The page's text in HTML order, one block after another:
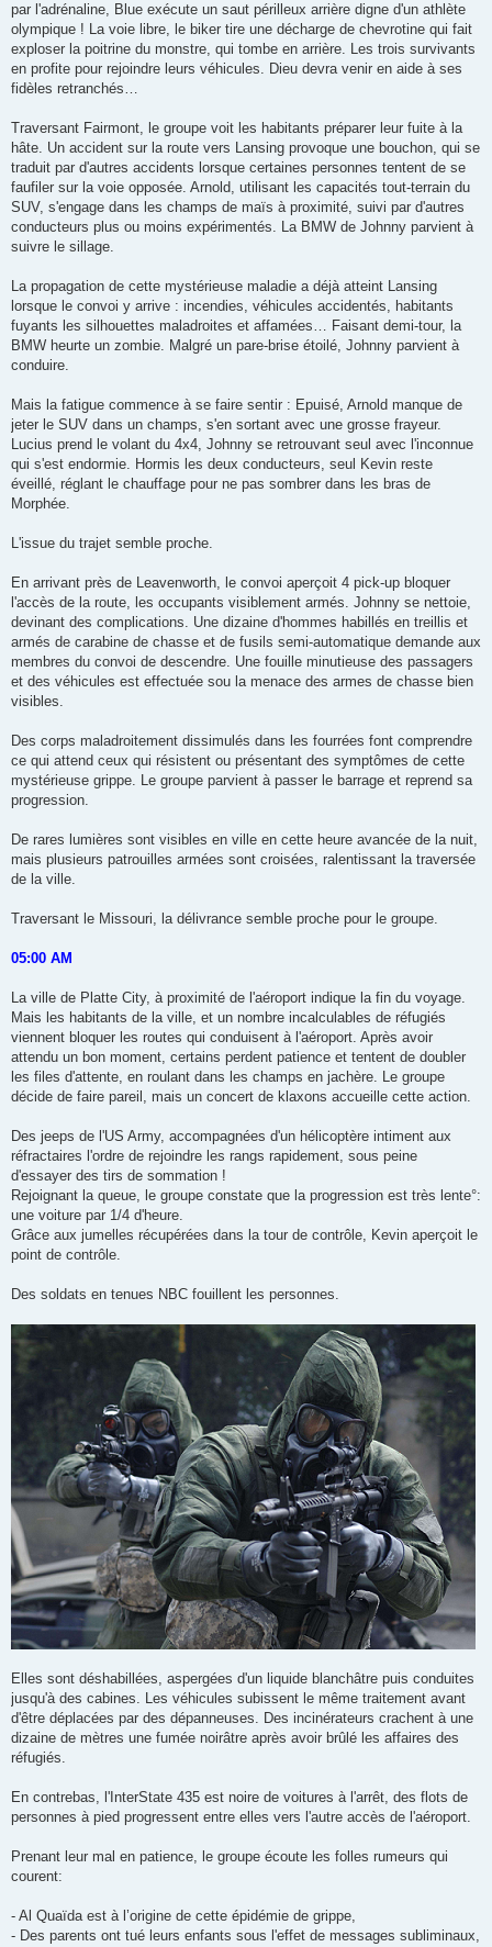
par l'adrénaline, Blue exécute un saut périlleux arrière digne d'un athlète
olympique ! La voie libre, le biker tire une décharge de chevrotine qui fait
exploser la poitrine du monstre, qui tombe en arrière. Les trois survivants
en profite pour rejoindre leurs véhicules. Dieu devra venir en aide à ses
fidèles retranchés…
Traversant Fairmont, le groupe voit les habitants préparer leur fuite à la
hâte. Un accident sur la route vers Lansing provoque une bouchon, qui se
traduit par d'autres accidents lorsque certaines personnes tentent de se
faufiler sur la voie opposée. Arnold, utilisant les capacités tout-terrain du
SUV, s'engage dans les champs de maïs à proximité, suivi par d'autres
conducteurs plus ou moins expérimentés. La BMW de Johnny parvient à
suivre le sillage.
La propagation de cette mystérieuse maladie a déjà atteint Lansing
lorsque le convoi y arrive : incendies, véhicules accidentés, habitants
fuyants les silhouettes maladroites et affamées… Faisant demi-tour, la
BMW heurte un zombie. Malgré un pare-brise étoilé, Johnny parvient à
conduire.
Mais la fatigue commence à se faire sentir : Epuisé, Arnold manque de
jeter le SUV dans un champs, s'en sortant avec une grosse frayeur.
Lucius prend le volant du 4x4, Johnny se retrouvant seul avec l'inconnue
qui s'est endormie. Hormis les deux conducteurs, seul Kevin reste
éveillé, réglant le chauffage pour ne pas sombrer dans les bras de
Morphée.
L'issue du trajet semble proche.
En arrivant près de Leavenworth, le convoi aperçoit 4 pick-up bloquer
l'accès de la route, les occupants visiblement armés. Johnny se nettoie,
devinant des complications. Une dizaine d'hommes habillés en treillis et
armés de carabine de chasse et de fusils semi-automatique demande aux
membres du convoi de descendre. Une fouille minutieuse des passagers
et des véhicules est effectuée sou la menace des armes de chasse bien
visibles.
Des corps maladroitement dissimulés dans les fourrées font comprendre
ce qui attend ceux qui résistent ou présentant des symptômes de cette
mystérieuse grippe. Le groupe parvient à passer le barrage et reprend sa
progression.
De rares lumières sont visibles en ville en cette heure avancée de la nuit,
mais plusieurs patrouilles armées sont croisées, ralentissant la traversée
de la ville.
Traversant le Missouri, la délivrance semble proche pour le groupe.
05:00 AM
La ville de Platte City, à proximité de l'aéroport indique la fin du voyage.
Mais les habitants de la ville, et un nombre incalculables de réfugiés
viennent bloquer les routes qui conduisent à l'aéroport. Après avoir
attendu un bon moment, certains perdent patience et tentent de doubler
les files d'attente, en roulant dans les champs en jachère. Le groupe
décide de faire pareil, mais un concert de klaxons accueille cette action.
Des jeeps de l'US Army, accompagnées d'un hélicoptère intiment aux
réfractaires l'ordre de rejoindre les rangs rapidement, sous peine
d'essayer des tirs de sommation !
Rejoignant la queue, le groupe constate que la progression est très lente°:
une voiture par 1/4 d'heure.
Grâce aux jumelles récupérées dans la tour de contrôle, Kevin aperçoit le
point de contrôle.
Des soldats en tenues NBC fouillent les personnes.
Elles sont déshabillées, aspergées d'un liquide blanchâtre puis conduites
jusqu'à des cabines. Les véhicules subissent le même traitement avant
d'être déplacées par des dépanneuses. Des incinérateurs crachent à une
dizaine de mètres une fumée noirâtre après avoir brûlé les affaires des
réfugiés.
En contrebas, l'InterState 435 est noire de voitures à l'arrêt, des flots de
personnes à pied progressent entre elles vers l'autre accès de l'aéroport.
Prenant leur mal en patience, le groupe écoute les folles rumeurs qui
courent:
- Al Quaïda est à l’origine de cette épidémie de grippe,
- Des parents ont tué leurs enfants sous l'effet de messages subliminaux,